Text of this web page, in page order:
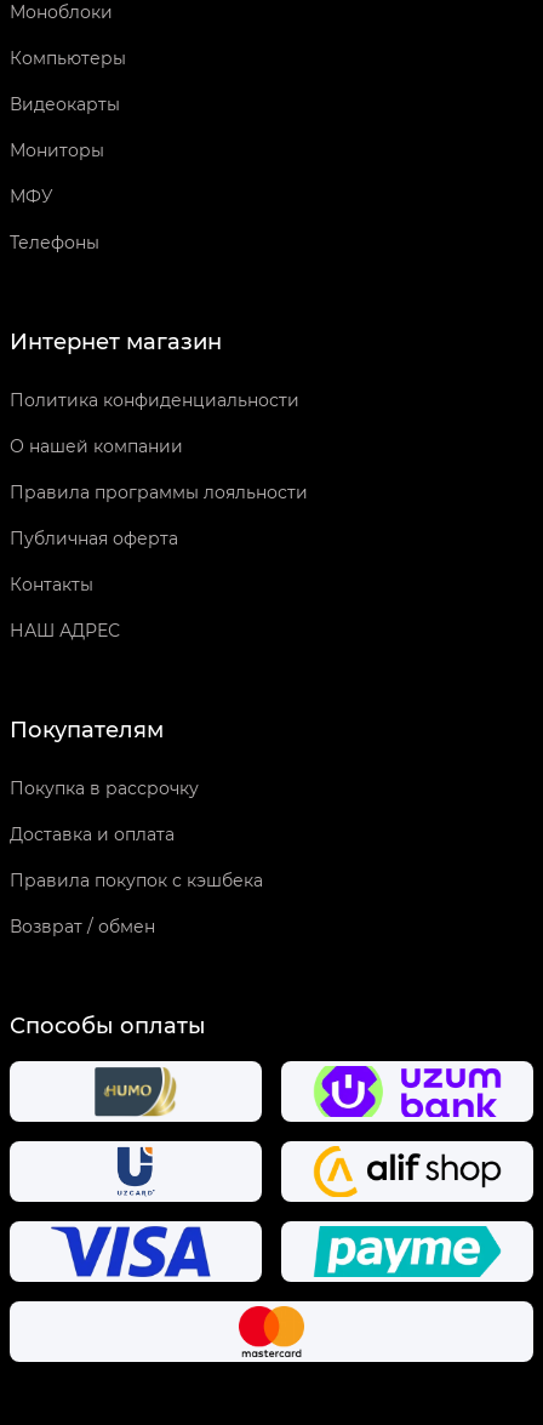
Моноблоки
Компьютеры
Видеокарты
Мониторы
МФУ
Телефоны
Интернет магазин
Политика конфиденциальности
О нашей компании
Правила программы лояльности
Публичная оферта
Контакты
НАШ АДРЕС
Покупателям
Покупка в рассрочку
Доставка и оплата
Правила покупок с кэшбека
Возврат / обмен
Способы оплаты